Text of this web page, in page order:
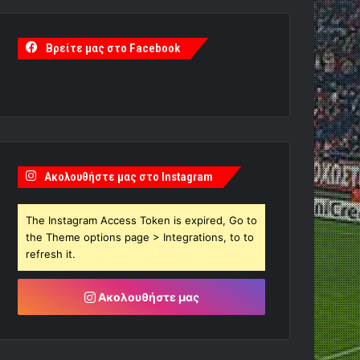
Βρείτε μας στο Facebook
Ακολουθήστε μας στο Instagram
The Instagram Access Token is expired, Go to
the Theme options page > Integrations, to to
refresh it.
Ακολουθήστε μας